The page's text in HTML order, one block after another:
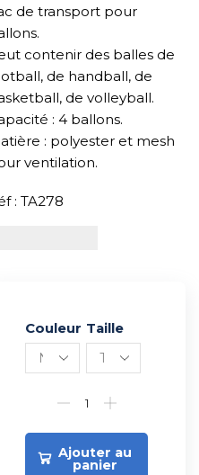
de transport pour
contenir des balles de
de handball, de
de volleyball.
: 4 ballons.
: polyester et mesh
ventilation.
: TA278
Couleur Taille
Ajouter au
panier
Alternative: